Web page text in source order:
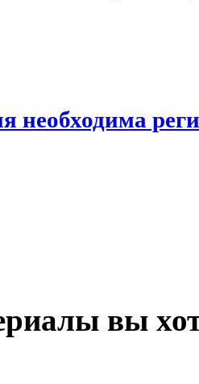
необходима
вы